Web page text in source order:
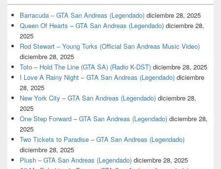
Barracuda – GTA San Andreas (Legendado) diciembre 28, 2025
Queen Of Hearts – GTA San Andreas (Legendado) diciembre 28,
2025
Rod Stewart – Young Turks (Official San Andreas Music Video)
diciembre 28, 2025
Toto – Hold The Line (GTA SA) (Radio K-DST) diciembre 28, 2025
I Love A Rainy Night – GTA San Andreas (Legendado) diciembre
28, 2025
New York City – GTA San Andreas (Legendado) diciembre 28,
2025
One Step Forward – GTA San Andreas (Legendado) diciembre 28,
2025
Two Tickets to Paradise – GTA San Andreas (Legendado)
diciembre 28, 2025
Plush – GTA San Andreas (Legendado) diciembre 28, 2025